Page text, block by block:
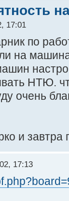
17:01
по
на
НТЮ.
очень
и завтра
17:13